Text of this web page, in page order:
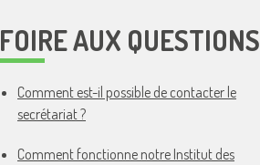
FOIRE AUX QUESTIONS
Comment est-il possible de contacter le
secrétariat ?
Comment fonctionne notre Institut des